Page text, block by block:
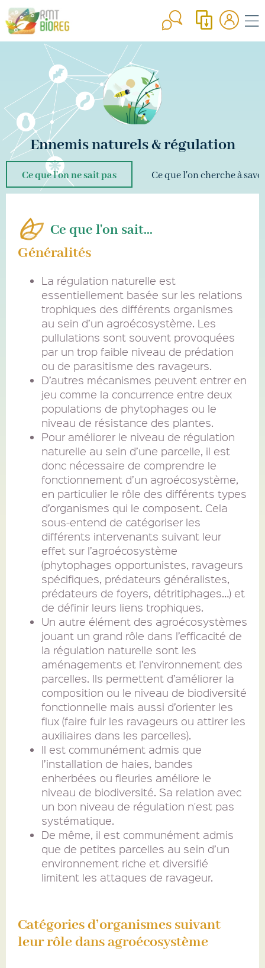
ENNEMIS NATURELS & RÉGULATION
AMÉNAGEMENT DES PARCELLES &
BASE DE DONNÉES
Ennemis naturels & régulation
Ce que l'on ne sait pas Ce que l'on cherche à
Ce que l'on sait...
Généralités
La régulation naturelle est
essentiellement basée sur les relations
trophiques des différents organismes
au sein d’un agroécosystème. Les
pullulations sont souvent provoquées
par un trop faible niveau de prédation
ou de parasitisme des ravageurs.
D’autres mécanismes peuvent entrer en
jeu comme la concurrence entre deux
populations de phytophages ou le
niveau de résistance des plantes.
Pour améliorer le niveau de régulation
naturelle au sein d’une parcelle, il est
donc nécessaire de comprendre le
fonctionnement d’un agroécosystème,
en particulier le rôle des différents types
d’organismes qui le composent. Cela
sous-entend de catégoriser les
différents intervenants suivant leur
effet sur l’agroécosystème
(phytophages opportunistes, ravageurs
spécifiques, prédateurs généralistes,
prédateurs de foyers, détritiphages…) et
de définir leurs liens trophiques.
Un autre élément des agroécosystèmes
jouant un grand rôle dans l’efficacité de
la régulation naturelle sont les
aménagements et l’environnement des
parcelles. Ils permettent d’améliorer la
composition ou le niveau de biodiversité
fonctionnelle mais aussi d’orienter les
flux (faire fuir les ravageurs ou attirer les
auxiliaires dans les parcelles).
Il est communément admis que
l’installation de haies, bandes
enherbées ou fleuries améliore le
niveau de biodiversité. Sa relation avec
un bon niveau de régulation n'est pas
systématique.
De même, il est communément admis
que de petites parcelles au sein d’un
environnement riche et diversifié
limitent les attaques de ravageur.
Catégories d’organismes suivant
leur rôle dans agroécosystème